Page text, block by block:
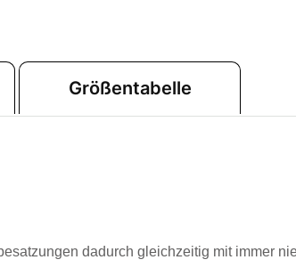
Größentabelle
dadurch gleichzeitig mit immer